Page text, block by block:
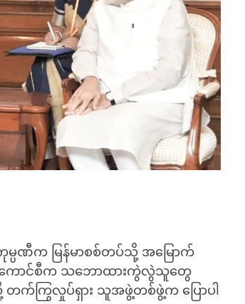
ဏီက မြန်မာစစ်တပ်သို့ အမြောက်
စ်ကောင်စီက သဘောထားကွဲလွဲသူတွေ
တက်ကြွလှုပ်ရှား သူအဖွဲ့တစ်ဖွဲ့က ပြောပါ